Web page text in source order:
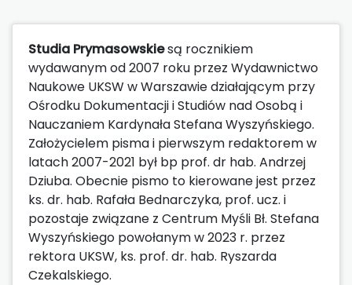
Studia Prymasowskiesą rocznikiem
wydawanym od 2007 roku przez Wydawnictwo
Naukowe UKSW w Warszawie działającym przy
Ośrodku Dokumentacji i Studiów nad Osobą i
Nauczaniem Kardynała Stefana Wyszyńskiego.
Założycielem pisma i pierwszym redaktorem w
latach 2007-2021 był bp prof. dr hab. Andrzej
Dziuba. Obecnie pismo to kierowane jest przez
ks. dr. hab. Rafała Bednarczyka, prof. ucz. i
pozostaje związane z Centrum Myśli Bł. Stefana
Wyszyńskiego powołanym w 2023 r. przez
rektora UKSW, ks. prof. dr. hab. Ryszarda
Czekalskiego.